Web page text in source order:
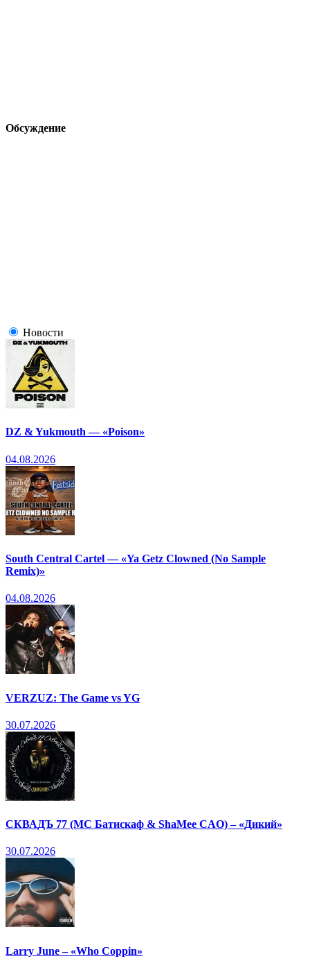
Обсуждение
Новости
DZ & Yukmouth — «Poison»
04.08.2026
South Central Cartel — «Ya Getz Clowned (No Sample
Remix)»
04.08.2026
VERZUZ: The Game vs YG
30.07.2026
СКВАДЪ 77 (МС Батискаф & ShaMee CAO) – «Дикий»
30.07.2026
Larry June – «Who Coppin»